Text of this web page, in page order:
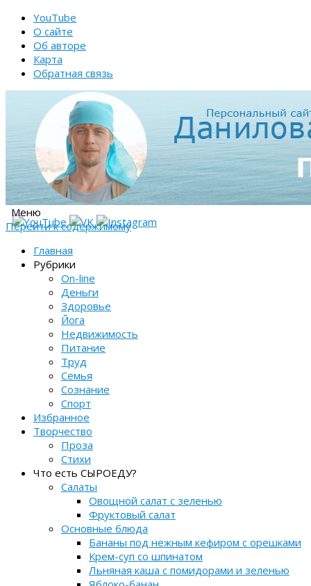
YouTube
О сайте
Об авторе
Карта
Обратная связь
Меню
Перейти к содержимому
Главная
Рубрики
On-line
Деньги
Здоровье
Йога
Недвижимость
Питание
Труд
Семья
Сознание
Спорт
Избранное
Творчество
Проза
Стихи
Что есть СЫРОЕДУ?
Салаты
Овощной салат с зеленью
Фруктовый салат
Основные блюда
Бананы под нежным кефиром с орешками
Крем-суп со шпинатом
Льняная каша с помидорами и зеленью